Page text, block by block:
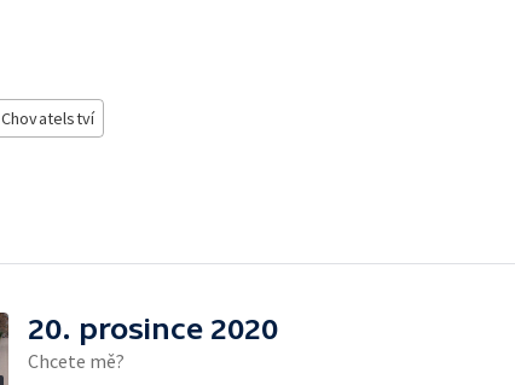
Chovatelství
20. prosince 2020
Chcete mě?